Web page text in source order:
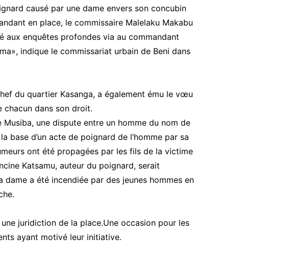
causé par une dame envers son concubin
en place, le commissaire Malelaku Makabu
aux enquêtes profondes via au commandant
indique le commissariat urbain de Beni dans
du quartier Kasanga, a également ému le vœu
dans son droit.
Musiba, une dispute entre un homme du nom de
base d’un acte de poignard de l’homme par sa
ont été propagées par les fils de la victime
Katsamu, auteur du poignard, serait
a été incendiée par des jeunes hommes en
juridiction de la place.Une occasion pour les
ayant motivé leur initiative.